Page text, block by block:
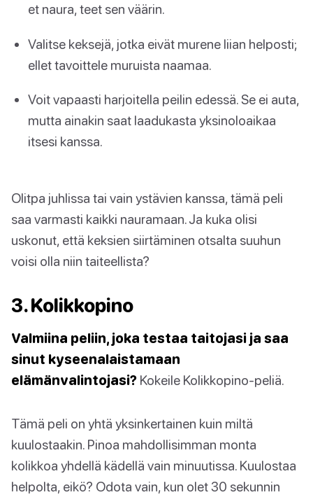
et naura, teet sen väärin.
Valitse keksejä, jotka eivät murene liian helposti;
ellet tavoittele muruista naamaa.
Voit vapaasti harjoitella peilin edessä. Se ei auta,
mutta ainakin saat laadukasta yksinoloaikaa
itsesi kanssa.
Olitpa juhlissa tai vain ystävien kanssa, tämä peli
saa varmasti kaikki nauramaan. Ja kuka olisi
uskonut, että keksien siirtäminen otsalta suuhun
voisi olla niin taiteellista?
3. Kolikkopino
Valmiina peliin, joka testaa taitojasi ja saa
sinut kyseenalaistamaan
elämänvalintojasi? Kokeile Kolikkopino-peliä.
Tämä peli on yhtä yksinkertainen kuin miltä
kuulostaakin. Pinoa mahdollisimman monta
kolikkoa yhdellä kädellä vain minuutissa. Kuulostaa
helpolta, eikö? Odota vain, kun olet 30 sekunnin